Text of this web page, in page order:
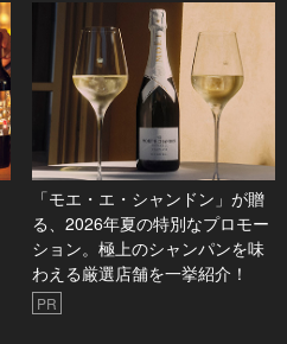
「モエ・エ・シャンドン」が贈
る、2026年夏の特別なプロモー
ション。極上のシャンパンを味
わえる厳選店舗を一挙紹介！
PR